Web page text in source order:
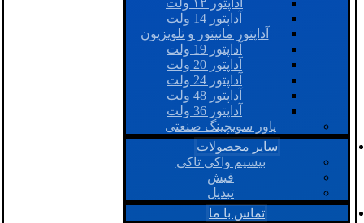
آداپتور ۱۲ ولت
آداپتور 14 ولت
آداپتور مانیتور و تلویزیون
آداپتور 19 ولت
آداپتور 20 ولت
آداپتور 24 ولت
آداپتور 48 ولت
آداپتور 36 ولت
پاور سویچینگ صنعتی
سایر محصولات
بیسیم واکی تاکی
فیش
تبدیل
تماس با ما